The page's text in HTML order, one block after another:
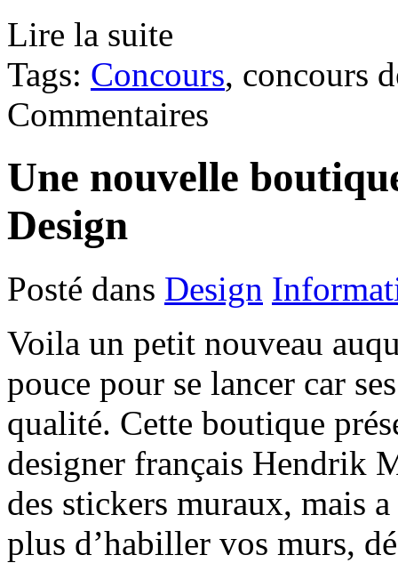
Lire la suite
Tags: Concours, concours
Commentaires
Une nouvelle
Design
Posté dans Design
Voila un petit nouveau
pouce pour se lancer car
qualité. Cette boutique
designer français Hendrik
des stickers muraux, mais
plus d’habiller vos murs,